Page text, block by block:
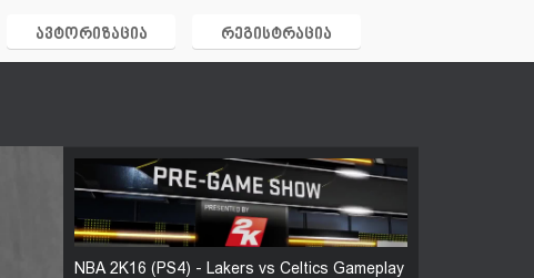
ავტორიზაცია რეგისტრაცია
NBA 2K16 (PS4) - Lakers vs Celtics Gameplay